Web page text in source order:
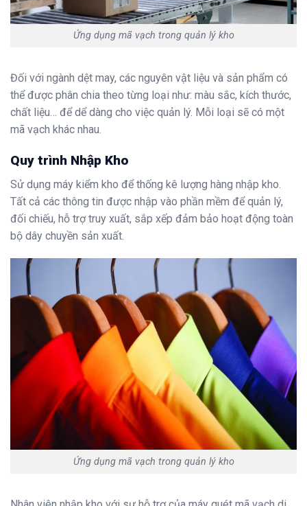
Ứng dụng mã vạch trong quản lý kho
Đối với ngành dệt may, các nguyên vật liệu và sản phẩm có
thể được phân chia theo từng loại như: màu sắc, kích thước,
chất liệu… để dể dàng cho việc quản lý. Mỗi loại sẽ có một
mã vạch khác nhau.
Quy trình Nhập Kho
Sử dụng máy kiểm kho để thống kê lượng hàng nhập kho.
Tất cả các thông tin được nhập vào phần mềm để quản lý,
đối chiếu, hỗ trợ truy xuất, sắp xếp đảm bảo hoạt động toàn
bộ dây chuyền sản xuất.
Ứng dụng mã vạch trong quản lý kho